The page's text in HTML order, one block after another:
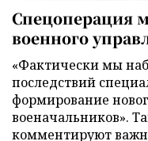
Спецоперация
военного
«Фактически мы
последствий
формирование
военачальников».
комментируют